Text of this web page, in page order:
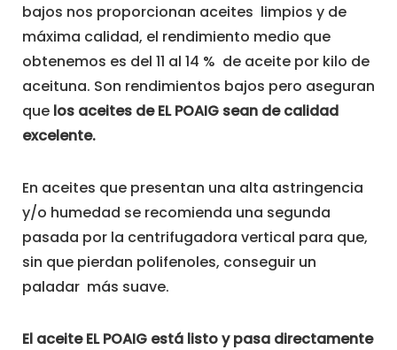
bajos nos proporcionan aceites limpios y de
máxima calidad, el rendimiento medio que
obtenemos es del 11 al 14 % de aceite por kilo de
aceituna. Son rendimientos bajos pero aseguran
que los aceites de EL POAIG sean de calidad
excelente.
En aceites que presentan una alta astringencia
y/o humedad se recomienda una segunda
pasada por la centrifugadora vertical para que,
sin que pierdan polifenoles, conseguir un
paladar más suave.
El aceite EL POAIG está listo y pasa directamente